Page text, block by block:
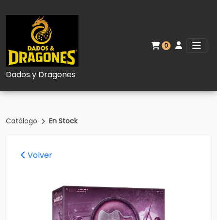
Dados y Dragones
0
Catálogo En Stock
Volver